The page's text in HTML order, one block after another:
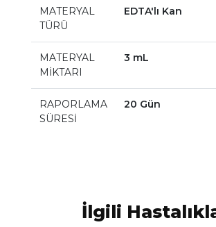
MATERYAL
TÜRÜ
EDTA'lı Kan
MATERYAL
MİKTARI
3 mL
RAPORLAMA
SÜRESİ
20 Gün
İlgili